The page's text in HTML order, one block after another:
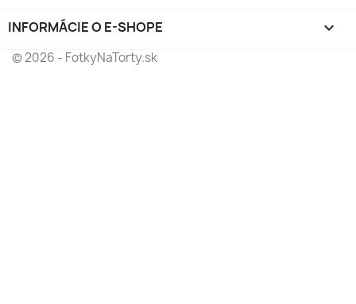
INFORMÁCIE O E-SHOPE keyboard_arrow_down
© 2026 - FotkyNaTorty.sk